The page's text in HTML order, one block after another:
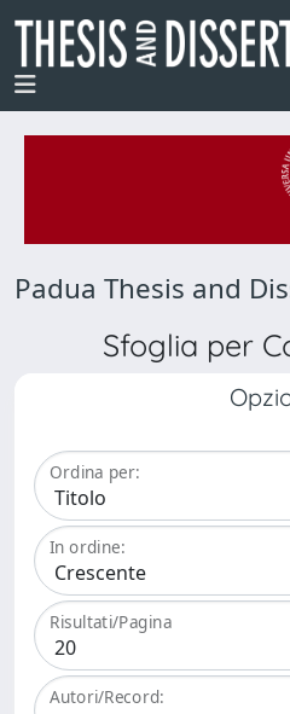
Padua Thesis and
Sfoglia per
Ordina per:
In ordine:
Risultati/Pagina
Autori/Record: